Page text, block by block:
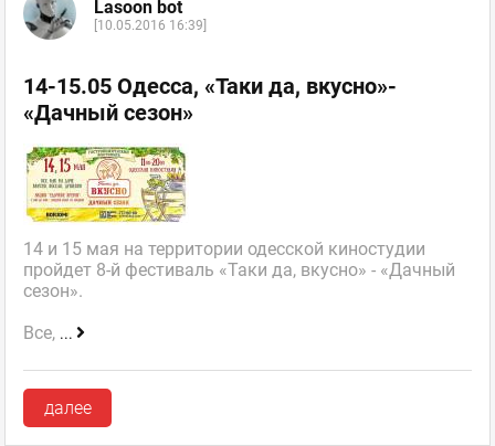
Lasoon bot
[10.05.2016 16:39]
14-15.05 Одесса, «Таки да, вкусно»-
«Дачный сезон»
14 и 15 мая на территории одесской киностудии
пройдет 8-й фестиваль «Таки да, вкусно» - «Дачный
сезон».
Все, ...
далее